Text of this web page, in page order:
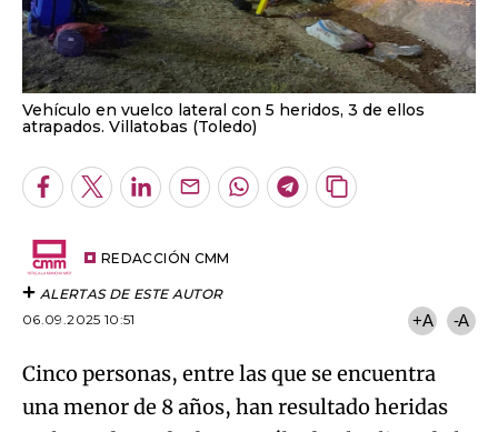
Vehículo en vuelco lateral con 5 heridos, 3 de ellos
atrapados. Villatobas (Toledo)
Facebook
TwitterLinkedInEnviarWhatsapp
Telegram
Copiar
REDACCIÓN CMM
ALERTAS DE ESTE AUTOR
06.09.2025 10:51
+A -A
Cinco personas, entre las que se encuentra
una menor de 8 años, han resultado heridas